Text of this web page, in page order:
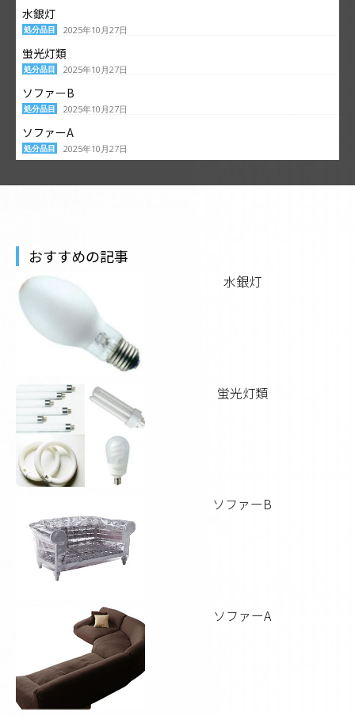
水銀灯
処分品目 2025年10月27日
蛍光灯類
処分品目 2025年10月27日
ソファーB
処分品目 2025年10月27日
ソファーA
処分品目 2025年10月27日
おすすめの記事
水銀灯
蛍光灯類
ソファーB
ソファーA